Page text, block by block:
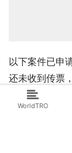
以下案件已申
还未收到传票
以及涉案情况
定解决方案！
WorldTRO